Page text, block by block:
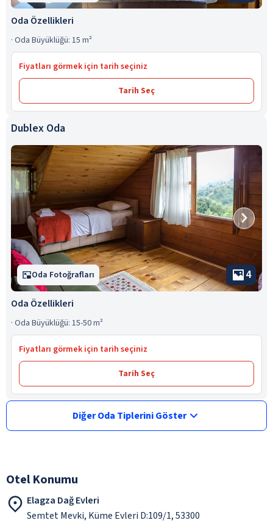
Oda Özellikleri
· Oda Büyüklüğü: 15 m²
Fiyatları görmek için tarih seçiniz
Tarih Seç
Dublex Oda
Oda Fotoğrafları 4
Oda Özellikleri
· Oda Büyüklüğü: 15-50 m²
Fiyatları görmek için tarih seçiniz
Tarih Seç
Diğer Oda Tiplerini Göster
Otel Konumu
Elagza Dağ Evleri
Semtet Mevki, Küme Evleri D:109/1, 53300